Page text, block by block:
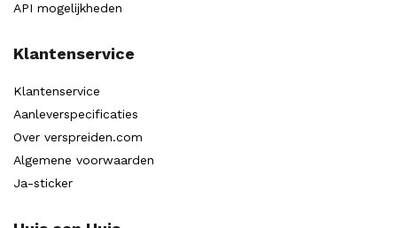
API mogelijkheden
Klantenservice
Klantenservice
Aanleverspecificaties
Over verspreiden.com
Algemene voorwaarden
Ja-sticker